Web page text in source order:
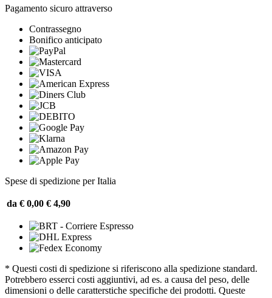
Pagamento sicuro attraverso
Contrassegno
Bonifico anticipato
Spese di spedizione per Italia
da € 0,00 € 4,90
* Questi costi di spedizione si riferiscono alla spedizione standard.
Potrebbero esserci costi aggiuntivi, ad es. a causa del peso, delle
dimensioni o delle caratterstiche specifiche dei prodotti. Queste